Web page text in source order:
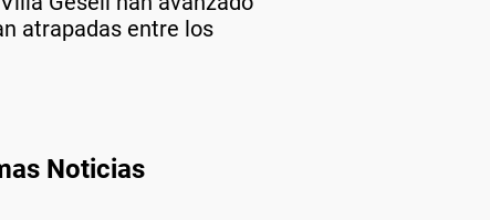
atrapadas entre los
Noticias